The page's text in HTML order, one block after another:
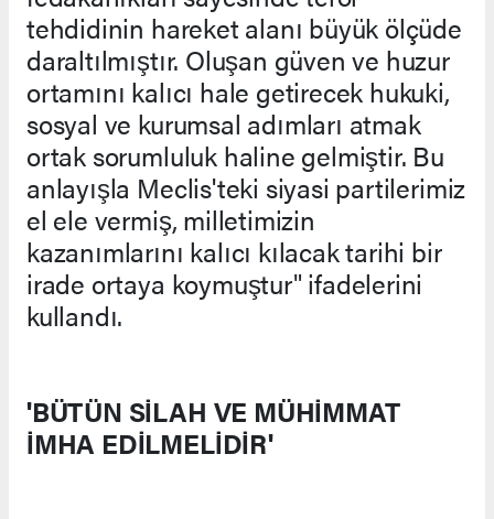
tehdidinin hareket alanı büyük ölçüde
daraltılmıştır. Oluşan güven ve huzur
ortamını kalıcı hale getirecek hukuki,
sosyal ve kurumsal adımları atmak
ortak sorumluluk haline gelmiştir. Bu
anlayışla Meclis'teki siyasi partilerimiz
el ele vermiş, milletimizin
kazanımlarını kalıcı kılacak tarihi bir
irade ortaya koymuştur" ifadelerini
kullandı.
'BÜTÜN SİLAH VE MÜHİMMAT
İMHA EDİLMELİDİR'